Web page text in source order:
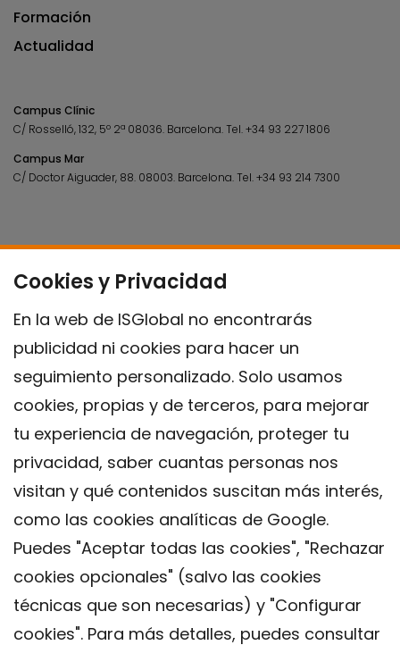
Cookies y Privacidad
En la web de ISGlobal no encontrarás
publicidad ni cookies para hacer un
seguimiento personalizado. Solo usamos
cookies, propias y de terceros, para mejorar
tu experiencia de navegación, proteger tu
privacidad, saber cuantas personas nos
visitan y qué contenidos suscitan más interés,
como las cookies analíticas de Google.
Puedes "Aceptar todas las cookies", "Rechazar
cookies opcionales" (salvo las cookies
técnicas que son necesarias) y "Configurar
cookies". Para más detalles, puedes consultar
Formación
Actualidad
Campus Clínic
C/ Rosselló, 132, 5º 2ª 08036. Barcelona.Tel.+34 93 227 1806
Campus Mar
C/ Doctor Aiguader, 88. 08003. Barcelona.Tel.+34 93 214 7300
Contacto